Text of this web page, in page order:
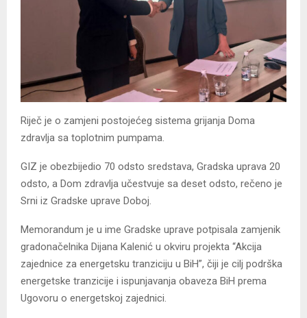
Riječ je o zamjeni postojećeg sistema grijanja Doma
zdravlja sa toplotnim pumpama.
GIZ je obezbijedio 70 odsto sredstava, Gradska uprava 20
odsto, a Dom zdravlja učestvuje sa deset odsto, rečeno je
Srni iz Gradske uprave Doboj.
Memorandum je u ime Gradske uprave potpisala zamjenik
gradonačelnika Dijana Kalenić u okviru projekta “Akcija
zajednice za energetsku tranziciju u BiH”, čiji je cilj podrška
energetske tranzicije i ispunjavanja obaveza BiH prema
Ugovoru o energetskoj zajednici.